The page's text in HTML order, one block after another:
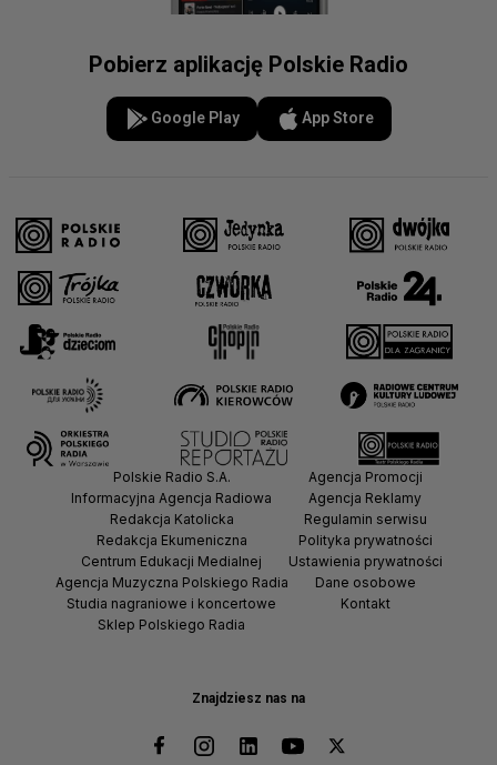
Pobierz aplikację Polskie Radio
Google Play App Store
Znajdziesz nas na
Polskie Radio S.A.
Informacyjna Agencja Radiowa
Redakcja Katolicka
Redakcja Ekumeniczna
Centrum Edukacji Medialnej
Agencja Muzyczna Polskiego Radia
Studia nagraniowe i koncertowe
Sklep Polskiego Radia
Agencja Promocji
Agencja Reklamy
Regulamin serwisu
Polityka prywatności
Ustawienia prywatności
Dane osobowe
Kontakt